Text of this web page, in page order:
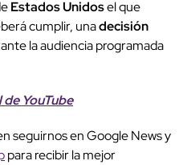
Estados Unidosel que
cumplir, unadecisión
la audiencia programada
de YouTube
seguirnos en Google News y
para recibir la mejor